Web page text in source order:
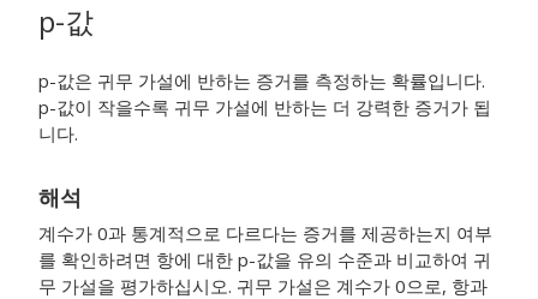
p-값
p-값은 귀무 가설에 반하는 증거를 측정하는 확률입니다.
p-값이 작을수록 귀무 가설에 반하는 더 강력한 증거가 됩
니다.
해석
계수가 0과 통계적으로 다르다는 증거를 제공하는지 여부
를 확인하려면 항에 대한 p-값을 유의 수준과 비교하여 귀
무 가설을 평가하십시오. 귀무 가설은 계수가 0으로, 항과